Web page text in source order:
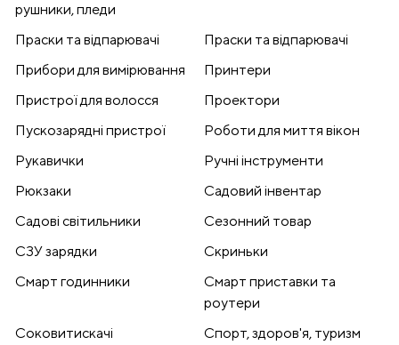
рушники, пледи
Праски та відпарювачі
Праски та відпарювачі
Прибори для вимірювання
Принтери
Пристрої для волосся
Проектори
Пускозарядні пристрої
Роботи для миття вікон
Рукавички
Ручні інструменти
Рюкзаки
Садовий інвентар
Садові світильники
Сезонний товар
СЗУ зарядки
Скриньки
Смарт годинники
Смарт приставки та
роутери
Соковитискачі
Спорт, здоров'я, туризм